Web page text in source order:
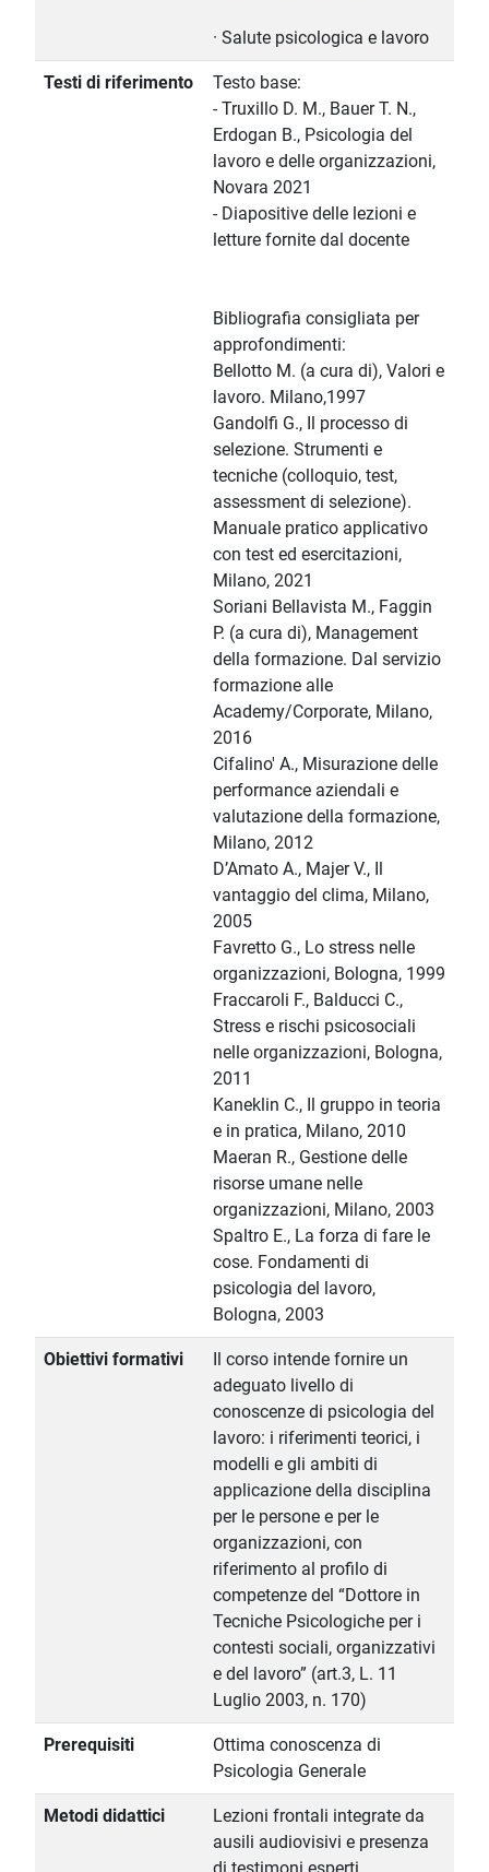
· Salute psicologica e lavoro
Testi di riferimento
Testo base:
- Truxillo D. M., Bauer T. N.,
Erdogan B., Psicologia del
lavoro e delle organizzazioni,
Novara 2021
- Diapositive delle lezioni e
letture fornite dal docente
Bibliografia consigliata per
approfondimenti:
Bellotto M. (a cura di), Valori e
lavoro. Milano,1997
Gandolfi G., Il processo di
selezione. Strumenti e
tecniche (colloquio, test,
assessment di selezione).
Manuale pratico applicativo
con test ed esercitazioni,
Milano, 2021
Soriani Bellavista M., Faggin
P. (a cura di), Management
della formazione. Dal servizio
formazione alle
Academy/Corporate, Milano,
2016
Cifalino' A., Misurazione delle
performance aziendali e
valutazione della formazione,
Milano, 2012
D’Amato A., Majer V., Il
vantaggio del clima, Milano,
2005
Favretto G., Lo stress nelle
organizzazioni, Bologna, 1999
Fraccaroli F., Balducci C.,
Stress e rischi psicosociali
nelle organizzazioni, Bologna,
2011
Kaneklin C., Il gruppo in teoria
e in pratica, Milano, 2010
Maeran R., Gestione delle
risorse umane nelle
organizzazioni, Milano, 2003
Spaltro E., La forza di fare le
cose. Fondamenti di
psicologia del lavoro,
Bologna, 2003
Obiettivi formativi
Il corso intende fornire un
adeguato livello di
conoscenze di psicologia del
lavoro: i riferimenti teorici, i
modelli e gli ambiti di
applicazione della disciplina
per le persone e per le
organizzazioni, con
riferimento al profilo di
competenze del “Dottore in
Tecniche Psicologiche per i
contesti sociali, organizzativi
e del lavoro” (art.3, L. 11
Luglio 2003, n. 170)
Prerequisiti
Ottima conoscenza di
Psicologia Generale
Metodi didattici
Lezioni frontali integrate da
ausili audiovisivi e presenza